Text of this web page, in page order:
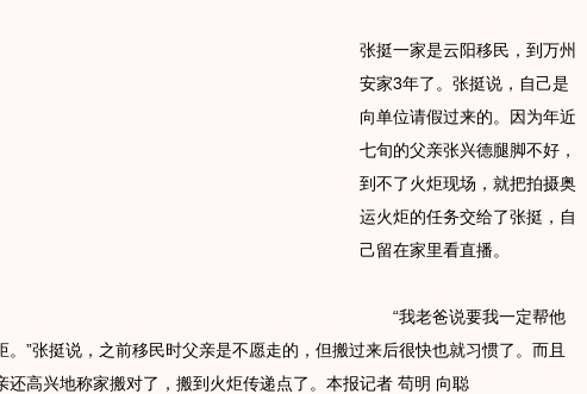
张挺一家是云阳移民，到万州
安家3年了。张挺说，自己是
向单位请假过来的。因为年近
七旬的父亲张兴德腿脚不好，
到不了火炬现场，就把拍摄奥
运火炬的任务交给了张挺，自
己留在家里看直播。
“我老爸说要我一定帮他
。”张挺说，之前移民时父亲是不愿走的，但搬过来后很快也就习惯了。而且
还高兴地称家搬对了，搬到火炬传递点了。本报记者 苟明 向聪